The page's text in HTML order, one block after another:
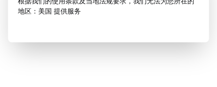
地区：美国 提供服务